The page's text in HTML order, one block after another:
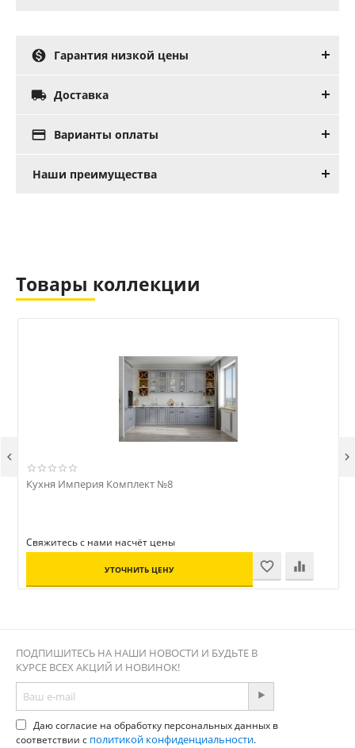
 Гарантия низкой цены
 Доставка
 Варианты оплаты
Наши преимущества
Товары коллекции
Кухня Империя Комплект №8
Свяжитесь с нами насчёт цены
УТОЧНИТЬ ЦЕНУ
 
ПОДПИШИТЕСЬ НА НАШИ НОВОСТИ И БУДЬТЕ В
КУРСЕ ВСЕХ АКЦИЙ И НОВИНОК!
Даю согласие на обработку персональных данных в
соответствии с политикой конфиденциальности.